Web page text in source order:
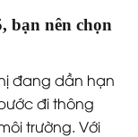
bạn nên chọn
đang dần hạn
đi thông
trường. Với